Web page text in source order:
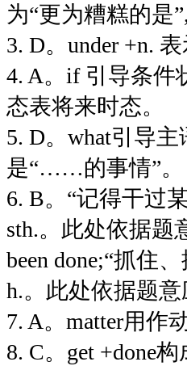
为“更为糟糕的是”
3. D。 under +n. 表
4. A。if 引导条件
态表将来时态。
5. D。what引导
是“……的事情”。
6. B。 “记得干过
sth.。此处依据题
been done;“抓住、
h.。此处依据题意
7. A。matter用作
8. C。get +done